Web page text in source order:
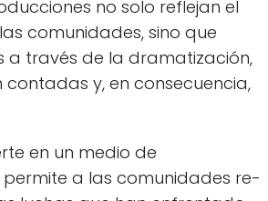
no solo reflejan el
comunidades, sino que
a través de la dramatización,
y, en consecuencia,
en un medio de
a las comunidades re-